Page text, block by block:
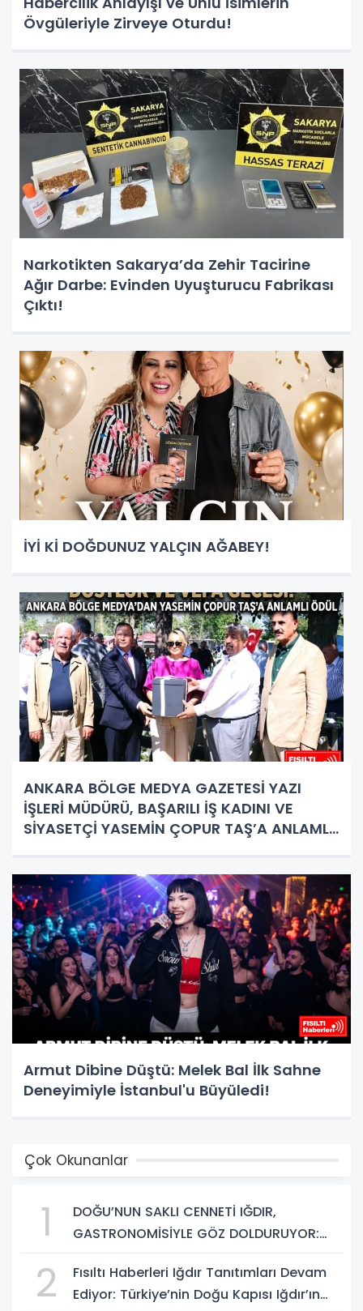
Övgüleriyle Zirveye Oturdu!
Narkotikten Sakarya’da Zehir Tacirine
Ağır Darbe: Evinden Uyuşturucu Fabrikası
Çıktı!
İYİ Kİ DOĞDUNUZ YALÇIN AĞABEY!
ANKARA BÖLGE MEDYA GAZETESİ YAZI
İŞLERİ MÜDÜRÜ, BAŞARILI İŞ KADINI VE
SİYASETÇİ YASEMİN ÇOPUR TAŞ’A ANLAMLI
Armut Dibine Düştü: Melek Bal İlk Sahne
Deneyimiyle İstanbul'u Büyüledi!
Çok Okunanlar
1
DOĞU’NUN SAKLI CENNETİ IĞDIR,
GASTRONOMİSİYLE GÖZ DOLDURUYOR:
BULUŞMA NOKTASI
2
Fısıltı Haberleri Iğdır Tanıtımları Devam
Ediyor: Türkiye’nin Doğu Kapısı Iğdır’ın